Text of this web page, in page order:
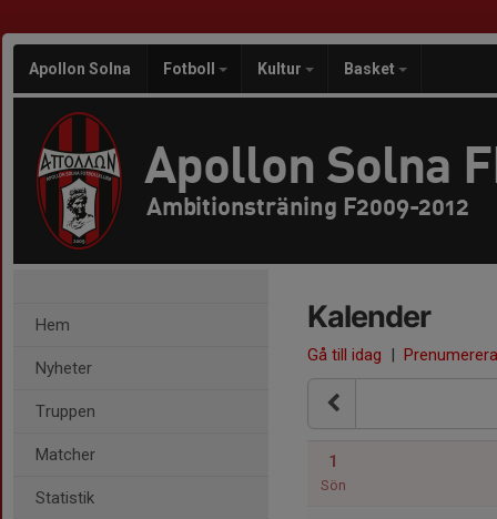
Apollon Solna Fotboll Kultur Basket
Apollon Solna
Ambitionsträning F2009-2012
Hem
Nyheter
Truppen
Matcher
Statistik
Kalender
Gå till idag | Prenumerera
1
Sön